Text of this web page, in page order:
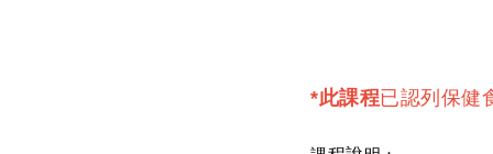
*此課程已認列保健